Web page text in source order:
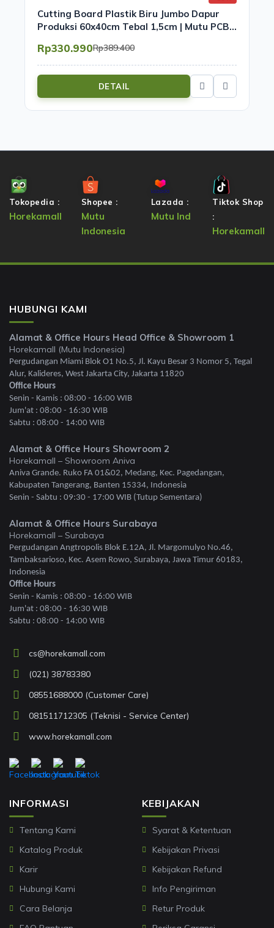
Cutting Board Plastik Biru Jumbo Dapur
Produksi 60x40cm Tebal 1,5cm | Mutu PCB-
Rp330.990Rp389.400
DETAIL
Tokopedia :
Horekamall
Shopee :
Mutu
Indonesia
Lazada :
Mutu Ind
Tiktok Shop
:
Horekamall
HUBUNGI KAMI
Alamat & Office Hours Head Office & Showroom 1
Horekamall (Mutu Indonesia)
Pergudangan Miami Blok O1 No.5, Jl. Kayu Besar 3 Nomor 5, Tegal
Alur, Kalideres, West Jakarta City, Jakarta 11820
Office Hours
Senin - Kamis : 08:00 - 16:00 WIB
Jum'at : 08:00 - 16:30 WIB
Sabtu : 08:00 - 14:00 WIB
Alamat & Office Hours Showroom 2
Horekamall – Showroom Aniva
Aniva Grande. Ruko FA 01&02, Medang, Kec. Pagedangan,
Kabupaten Tangerang, Banten 15334, Indonesia
Senin - Sabtu : 09:30 - 17:00 WIB (Tutup Sementara)
Alamat & Office Hours Surabaya
Horekamall – Surabaya
Pergudangan Angtropolis Blok E.12A, Jl. Margomulyo No.46,
Tambaksarioso, Kec. Asem Rowo, Surabaya, Jawa Timur 60183,
Indonesia
Office Hours
Senin - Kamis : 08:00 - 16:00 WIB
Jum'at : 08:00 - 16:30 WIB
Sabtu : 08:00 - 14:00 WIB
INFORMASI
Tentang Kami
Katalog Produk
Karir
Hubungi Kami
Cara Belanja
KEBIJAKAN
Syarat & Ketentuan
Kebijakan Privasi
Kebijakan Refund
Info Pengiriman
Retur Produk
cs@horekamall.com
(021) 38783380
08551688000 (Customer Care)
081511712305 (Teknisi - Service Center)
www.horekamall.com